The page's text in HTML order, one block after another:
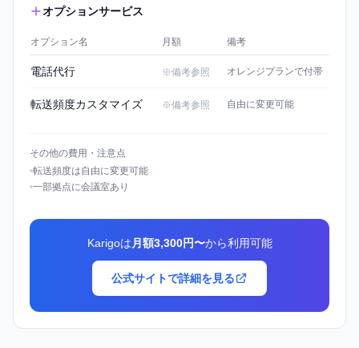
オプションサービス
オプション名 月額 備考
電話代行 ※備考参照 オレンジプランで付帯
転送頻度カスタマイズ ※備考参照 自由に変更可能
その他の費用・注意点
転送頻度は自由に変更可能
一部拠点に会議室あり
Karigoは 月額3,300円〜から利用可能
公式サイトで詳細を見る